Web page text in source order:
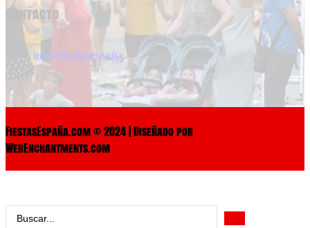
Contacto
info@fiestasespaña
FiestasEspaña.com © 2024 | Diseñado por
WebEnchantments.com